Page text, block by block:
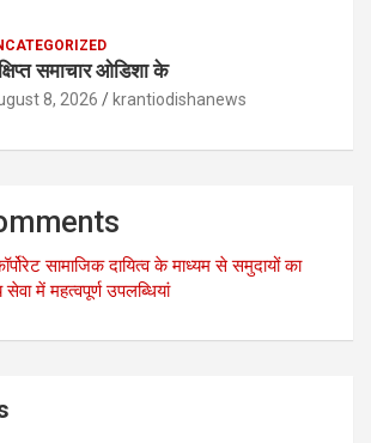
समाचार ओडिशा के
8, 2026 krantiodishanews
सामाजिक दायित्व के माध्यम से समुदायों का
में महत्वपूर्ण उपलब्धियां